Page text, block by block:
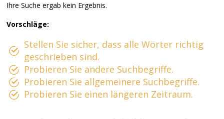
Ihre Suche ergab kein Ergebnis.
Vorschläge:
Stellen Sie sicher, dass alle Wörter richtig
geschrieben sind.
Probieren Sie andere Suchbegriffe.
Probieren Sie allgemeinere Suchbegriffe.
Probieren Sie einen längeren Zeitraum.